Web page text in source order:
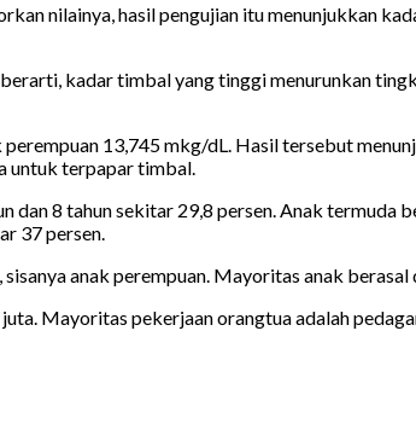
nilainya, hasil pengujian itu menunjukkan
kadar timbal yang tinggi menurunkan
13,745 mkg/dL. Hasil tersebut
untuk terpapar timbal.
8 tahun sekitar 29,8 persen. Anak termuda
37 persen.
anak perempuan. Mayoritas anak
Mayoritas pekerjaan orangtua adalah